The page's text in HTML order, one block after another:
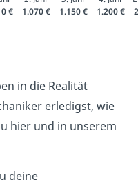
€
1.070 € 1.150 € 1.200 €
in die Realität
erledigst, wie
hier und in unserem
deine